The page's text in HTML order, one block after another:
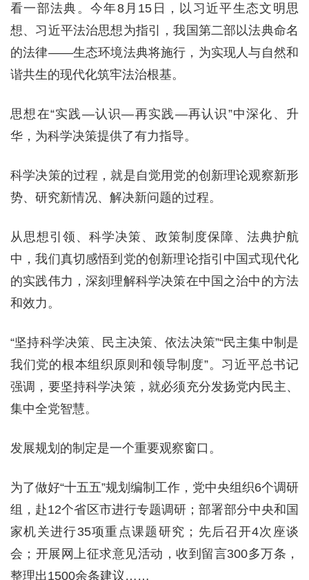
看一部法典。今年8月15日，以习近平生态文明思
想、习近平法治思想为指引，我国第二部以法典命名
的法律——生态环境法典将施行，为实现人与自然和
谐共生的现代化筑牢法治根基。
思想在“实践—认识—再实践—再认识”中深化、升
华，为科学决策提供了有力指导。
科学决策的过程，就是自觉用党的创新理论观察新形
势、研究新情况、解决新问题的过程。
从思想引领、科学决策、政策制度保障、法典护航
中，我们真切感悟到党的创新理论指引中国式现代化
的实践伟力，深刻理解科学决策在中国之治中的方法
和效力。
“坚持科学决策、民主决策、依法决策”“民主集中制是
我们党的根本组织原则和领导制度”。习近平总书记
强调，要坚持科学决策，就必须充分发扬党内民主、
集中全党智慧。
发展规划的制定是一个重要观察窗口。
为了做好“十五五”规划编制工作，党中央组织6个调研
组，赴12个省区市进行专题调研；部署部分中央和国
家机关进行35项重点课题研究；先后召开4次座谈
会；开展网上征求意见活动，收到留言300多万条，
整理出1500余条建议……